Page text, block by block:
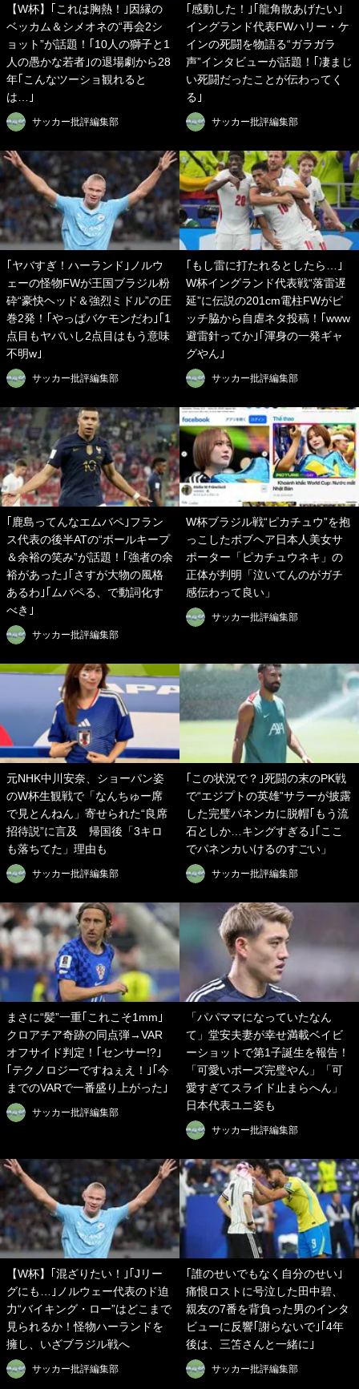
【W杯】｢これは胸熱！｣因縁の
ベッカム＆シメオネの“再会2シ
ョット”が話題！｢10人の獅子と1
人の愚かな若者｣の退場劇から28
年｢こんなツーショ観れると
は…｣
サッカー批評編集部
｢感動した！｣｢龍角散あげたい｣
イングランド代表FWハリー・ケ
インの死闘を物語る“ガラガラ
声”インタビューが話題！｢凄まじ
い死闘だったことが伝わってく
る｣
サッカー批評編集部
｢ヤバすぎ！ハーランド｣ノルウ
ェーの怪物FWが王国ブラジル粉
砕“豪快ヘッド＆強烈ミドル”の圧
巻2発！｢やっぱバケモンだわ｣｢1
点目もヤバいし2点目はもう意味
不明w｣
サッカー批評編集部
｢もし雷に打たれるとしたら…｣
W杯イングランド代表戦“落雷遅
延”に伝説の201cm電柱FWがピ
ッチ脇から自虐ネタ投稿！｢www
避雷針ってか｣｢渾身の一発ギャ
グやん｣
サッカー批評編集部
｢鹿島ってんなエムバペ｣フラン
ス代表の後半ATの“ボールキープ
＆余裕の笑み”が話題！｢強者の余
裕があった｣｢さすが大物の風格
あるわ｣｢ムバペる、で動詞化す
べき｣
サッカー批評編集部
W杯ブラジル戦“ピカチュウ”を抱
っこしたボブヘア日本人美女サ
ポーター「ピカチュウネキ」の
正体が判明「泣いてんのがガチ
感伝わって良い」
サッカー批評編集部
元NHK中川安奈、ショーパン姿
のW杯生観戦で「なんちゅー席
で見とんねん」寄せられた“良席
招待説”に言及 帰国後「3キロ
も落ちてた」理由も
サッカー批評編集部
｢この状況で？｣死闘の末のPK戦
で“エジプトの英雄”サラーが披露
した完璧パネンカに脱帽｢もう流
石としか…キングすぎる｣｢ここ
でパネンカいけるのすごい」
サッカー批評編集部
まさに“髪”一重｢これこそ1mm｣
クロアチア奇跡の同点弾→VAR
オフサイド判定！｢センサー!?｣
｢テクノロジーですねぇえ！｣｢今
までのVARで一番盛り上がった｣
サッカー批評編集部
「パパママになっていたなん
て」堂安夫妻が幸せ満載ベイビ
ーショットで第1子誕生を報告！
「可愛いポーズ完璧やん」「可
愛すぎてスライド止まらへん」
日本代表ユニ姿も
サッカー批評編集部
【W杯】｢混ざりたい！｣｢Jリー
グにも…｣ノルウェー代表のド迫
力“バイキング・ロー”はどこまで
見られるか！怪物ハーランドを
擁し、いざブラジル戦へ
サッカー批評編集部
｢誰のせいでもなく自分のせい｣
痛恨ロストに号泣した田中碧、
親友の7番を背負った男のインタ
ビューに反響｢謝らないで｣｢4年
後は、三笘さんと一緒に｣
サッカー批評編集部